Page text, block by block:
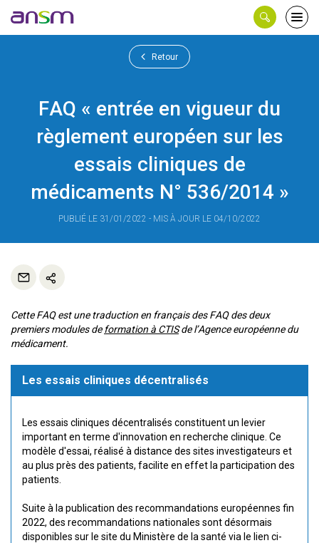
le
Retour
FAQ « entrée en vigueur du
règlement européen sur les
essais cliniques de
médicaments N° 536/2014 »
PUBLIÉ LE 31/01/2022 - MIS À JOUR LE 04/10/2022
Cette FAQ est une traduction en français des FAQ des deux
premiers modules de formation à CTISde l’Agence européenne du
médicament.
Les essais cliniques décentralisés
Les essais cliniques décentralisés constituent un levier
important en terme d'innovation en recherche clinique. Ce
modèle d'essai, réalisé à distance des sites investigateurs et
au plus près des patients, facilite en effet la participation des
patients.
Suite à la publication des recommandations européennes fin
2022, des recommandations nationales sont désormais
disponibles sur le site du Ministère de la santé via le lien ci-